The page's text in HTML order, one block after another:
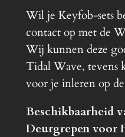
Wil je Keyfob-sets
contact op met de
Wij kunnen deze
Tidal Wave, tevens
voor je inleren op
Beschikbaarheid
Deurgrepen voor